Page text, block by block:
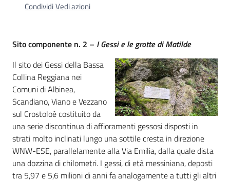
Cartografia
CondividiVedi azioni
Sito componente n. 2 – I Gessi e le grotte di Matilde
Il sito dei Gessi della Bassa
Collina Reggiana nei
Comuni di Albinea,
Scandiano, Viano e Vezzano
sul Crostoloè costituito da
una serie discontinua di affioramenti gessosi disposti in
strati molto inclinati lungo una sottile cresta in direzione
WNW-ESE, parallelamente alla Via Emilia, dalla quale dista
una dozzina di chilometri. I gessi, di età messiniana, deposti
tra 5,97 e 5,6 milioni di anni fa analogamente a tutti gli altri